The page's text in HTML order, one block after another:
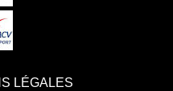
LÉGALES